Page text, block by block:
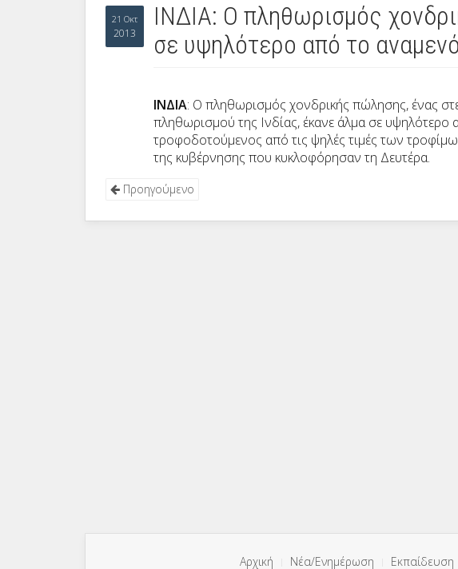
21 Οκτ
2013
ΙΝΔΙΑ: Ο πληθωρισμός
σε υψηλότερο από το
ΙΝΔΙΑ: Ο πληθωρισμός χονδρικής πώλησης, ένας
πληθωρισμού της Ινδίας, έκανε άλμα σε
τροφοδοτούμενος από τις ψηλές τιμές των
της κυβέρνησης που κυκλοφόρησαν τη Δευτέρα.
Προηγούμενο
Αρχική Νέα/Ενημέρωση Εκπαίδευση